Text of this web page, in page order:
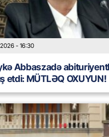
- 16:30
Abbaszadə
etdi: MÜTLƏQ OXUYUN!